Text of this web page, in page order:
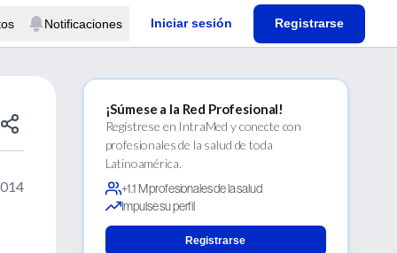
Notificaciones Iniciar sesión Registrarse
¡Súmese a la Red Profesional!
Regístrese en IntraMed y conecte con
profesionales de la salud de toda
Latinoamérica.
+1.1 M profesionales de la salud
Impulse su perfil
Registrarse